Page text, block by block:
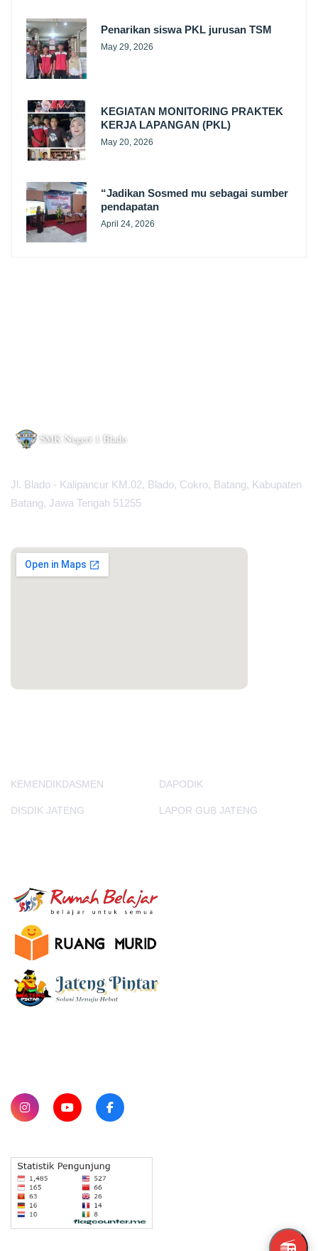
Penarikan siswa PKL jurusan TSM
May 29, 2026
KEGIATAN MONITORING PRAKTEK
KERJA LAPANGAN (PKL)
May 20, 2026
“Jadikan Sosmed mu sebagai sumber
pendapatan
April 24, 2026
Jl. Blado - Kalipancur KM.02, Blado, Cokro, Batang, Kabupaten
Batang, Jawa Tengah 51255
KEMENDIKDASMEN DAPODIK
DISDIK JATENG LAPOR GUB JATENG